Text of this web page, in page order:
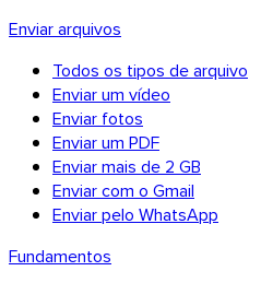
Enviar arquivos
Todos os tipos de arquivo
Enviar um vídeo
Enviar fotos
Enviar um PDF
Enviar mais de 2 GB
Enviar com o Gmail
Enviar pelo WhatsApp
Fundamentos